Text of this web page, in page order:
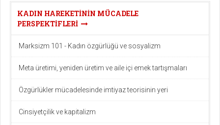
KADIN HAREKETININ MÜCADELE
PERSPEKTIFLERI
Marksizm 101 - Kadın özgürlüğü ve sosyalizm
Meta üretimi, yeniden üretim ve aile içi emek tartışmaları
Özgürlükler mücadelesinde imtiyaz teorisinin yeri
Cinsiyetçilik ve kapitalizm